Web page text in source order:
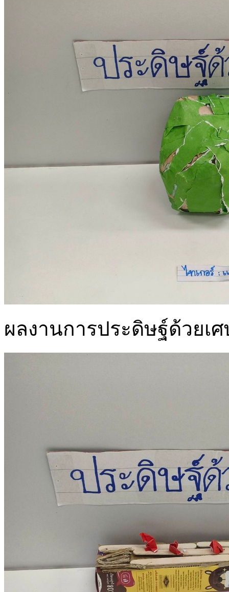
ผลงานการประดิษฐ์ด้วยเ